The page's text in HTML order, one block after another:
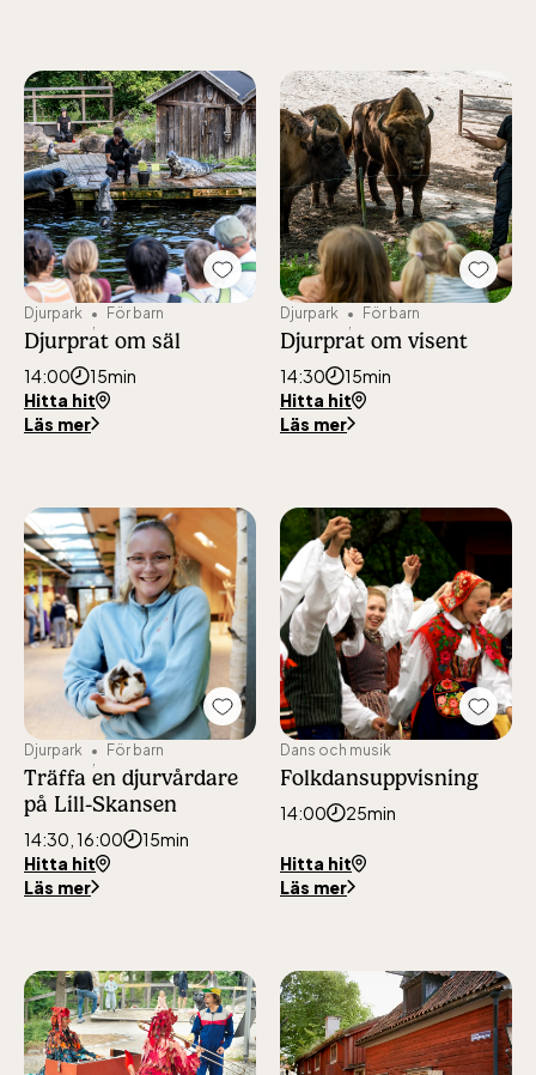
Add
"Djurprat
favourites
Djurpark För barn
Djurprat om säl
14:00
15min
Hitta hit
Läs mer
Add
Djurpark För barn
Djurprat om visent
14:30
15min
Hitta hit
Läs mer
Add
"Träffa
djurvårdare
Skansen"
favourites
Djurpark För barn
Träffa en djurvårdare
på Lill-Skansen
14:30, 16:00
15min
Hitta hit
Läs mer
Add
Dans och musik
Folkdansuppvisning
14:00 25min
Hitta hit
Läs mer